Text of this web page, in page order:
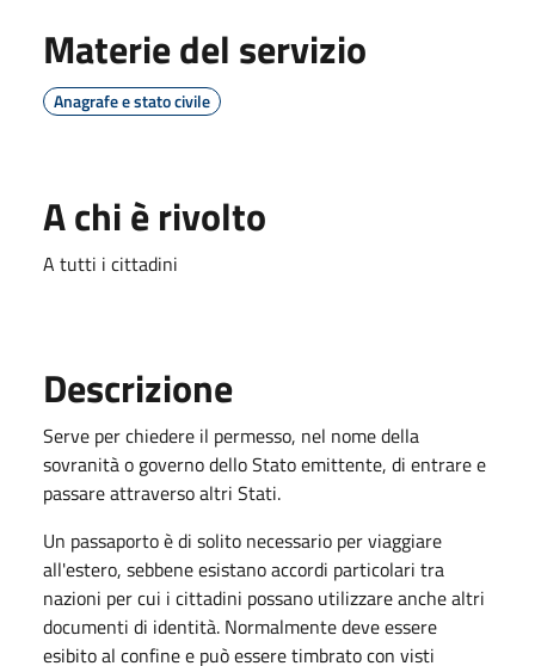
Materie del servizio
Anagrafe e stato civile
A chi è rivolto
A tutti i cittadini
Descrizione
Serve per chiedere il permesso, nel nome della
sovranità o governo dello Stato emittente, di entrare e
passare attraverso altri Stati.
Un passaporto è di solito necessario per viaggiare
all'estero, sebbene esistano accordi particolari tra
nazioni per cui i cittadini possano utilizzare anche altri
documenti di identità. Normalmente deve essere
esibito al confine e può essere timbrato con visti